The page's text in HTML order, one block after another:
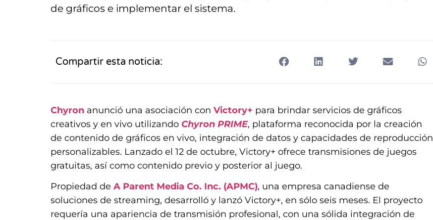
de gráficos e implementar el sistema.
Compartir esta noticia:
Chyron anunció una asociación con Victory+ para brindar servicios de gráficos
creativos y en vivo utilizando Chyron PRIME, plataforma reconocida por la creación
de contenido de gráficos en vivo, integración de datos y capacidades de reproducción
personalizables. Lanzado el 12 de octubre, Victory+ ofrece transmisiones de juegos
gratuitas, así como contenido previo y posterior al juego.
Propiedad de A Parent Media Co. Inc. (APMC), una empresa canadiense de
soluciones de streaming, desarrolló y lanzó Victory+, en sólo seis meses. El proyecto
requería una apariencia de transmisión profesional, con una sólida integración de